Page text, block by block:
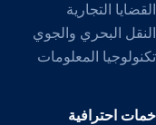
القضايا التجارية
النقل البحري والجوي
تكنولوجيا المعلومات
خمات احترافية